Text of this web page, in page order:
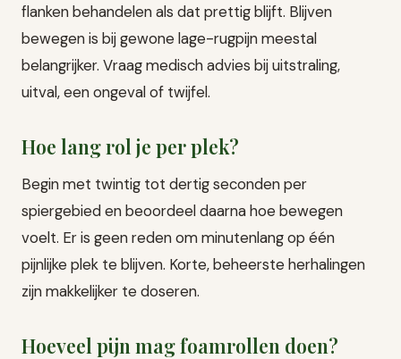
flanken behandelen als dat prettig blijft. Blijven
bewegen is bij gewone lage-rugpijn meestal
belangrijker. Vraag medisch advies bij uitstraling,
uitval, een ongeval of twijfel.
Hoe lang rol je per plek?
Begin met twintig tot dertig seconden per
spiergebied en beoordeel daarna hoe bewegen
voelt. Er is geen reden om minutenlang op één
pijnlijke plek te blijven. Korte, beheerste herhalingen
zijn makkelijker te doseren.
Hoeveel pijn mag foamrollen doen?